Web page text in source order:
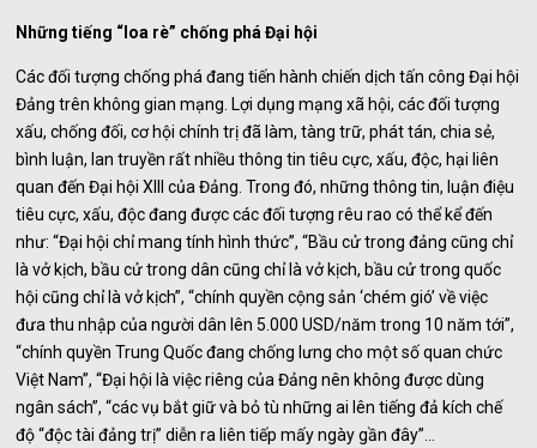
Những tiếng “loa rè” chống phá Đại hội
Các đối tượng chống phá đang tiến hành chiến dịch tấn công Đại hội
Đảng trên không gian mạng. Lợi dụng mạng xã hội, các đối tượng
xấu, chống đối, cơ hội chính trị đã làm, tàng trữ, phát tán, chia sẻ,
bình luận, lan truyền rất nhiều thông tin tiêu cực, xấu, độc, hại liên
quan đến Đại hội XIII của Đảng. Trong đó, những thông tin, luận điệu
tiêu cực, xấu, độc đang được các đối tượng rêu rao có thể kể đến
như: “Đại hội chỉ mang tính hình thức”, “Bầu cử trong đảng cũng chỉ
là vở kịch, bầu cử trong dân cũng chỉ là vở kịch, bầu cử trong quốc
hội cũng chỉ là vở kịch”, “chính quyền cộng sản ‘chém gió’ về việc
đưa thu nhập của người dân lên 5.000 USD/năm trong 10 năm tới”,
“chính quyền Trung Quốc đang chống lưng cho một số quan chức
Việt Nam”, “Đại hội là việc riêng của Đảng nên không được dùng
ngân sách”, “các vụ bắt giữ và bỏ tù những ai lên tiếng đả kích chế
độ “độc tài đảng trị” diễn ra liên tiếp mấy ngày gần đây”…